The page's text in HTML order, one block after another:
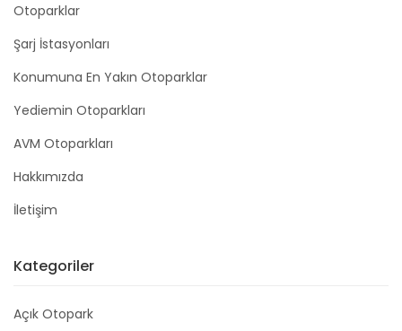
Otoparklar
Şarj İstasyonları
Konumuna En Yakın Otoparklar
Yediemin Otoparkları
AVM Otoparkları
Hakkımızda
İletişim
Kategoriler
Açık Otopark